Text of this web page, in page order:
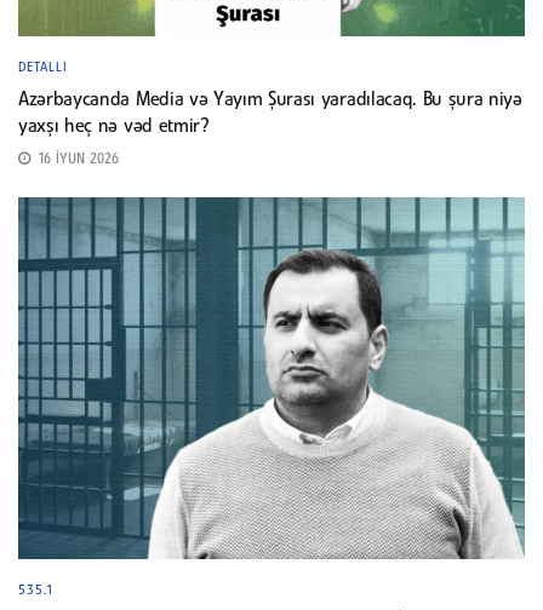
DETALLI
Azərbaycanda Media və Yayım Şurası yaradılacaq. Bu şura niyə
yaxşı heç nə vəd etmir?
16 İYUN 2026
535.1